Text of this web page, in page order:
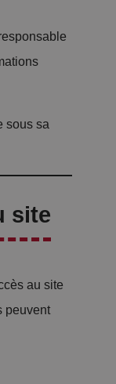
sous sa
site
au site
peuvent